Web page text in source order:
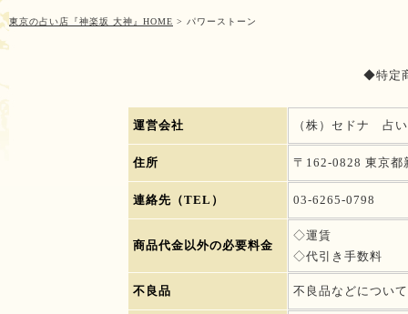
東京の占い店『神楽坂 大神』HOME > パワーストーン
◆特定
運営会社 （株）セドナ 占
住所 〒162-0828 東京都
連絡先（TEL） 03-6265-0798
商品代金以外の必要料金
◇運賃
◇代引き手数料
不良品 不良品などについて